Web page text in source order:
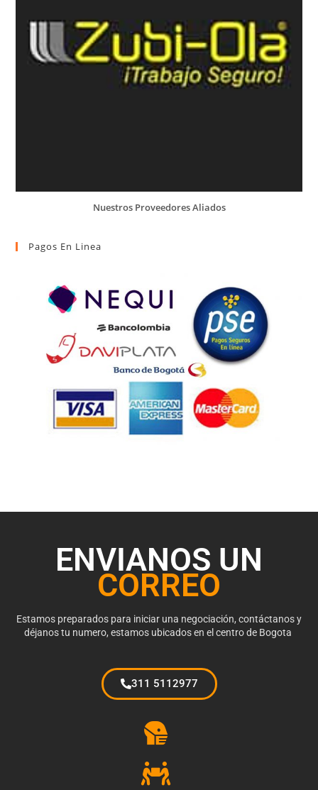
Nuestros Proveedores Aliados
Pagos En Linea
ENVIANOS UN
CORREO
Estamos preparados para iniciar una negociación, contáctanos y
déjanos tu numero, estamos ubicados en el centro de Bogota
311 5112977